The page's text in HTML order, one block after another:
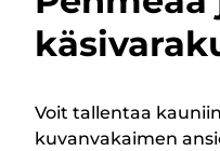
Voit tallentaa
kuvanvakaimen